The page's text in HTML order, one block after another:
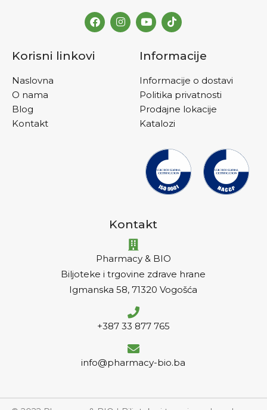
Korisni linkovi
Naslovna
O nama
Blog
Kontakt
Informacije
Informacije o dostavi
Politika privatnosti
Prodajne lokacije
Katalozi
Kontakt
Pharmacy & BIO
Biljoteke i trgovine zdrave hrane
Igmanska 58, 71320 Vogošća
+387 33 877 765
info@pharmacy-bio.ba